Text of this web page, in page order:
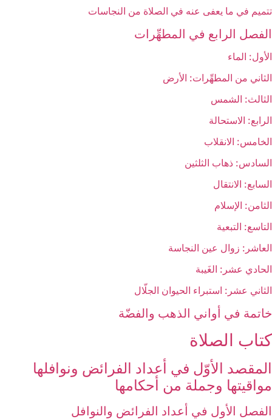
تتميم في ما يعفى‏ عنه في الصلاة من النجاسات
الفصل الرابع في المطهِّرات
الأول: الماء
الثاني من المطهِّرات: الأرض
الثالث: الشمس‏
الرابع: الاستحالة
الخامس: الانقلاب
السادس: ذهاب الثلثين‏
السابع: الانتقال
الثامن: الإسلام
التاسع: التبعية
العاشر: زوال عين النجاسة
الحادي عشر: الغَيبة
الثاني عشر: استبراء الحيوان الجلّال
خاتمة في أواني الذهب والفضّة
كتاب الصلاة
المقصد الأوّل في أعداد الفرائض ونوافلها
مواقيتها وجملة من أحكامها
الفصل الأول في أعداد الفرائض والنوافل‏